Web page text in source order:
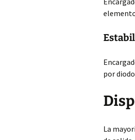
por
La